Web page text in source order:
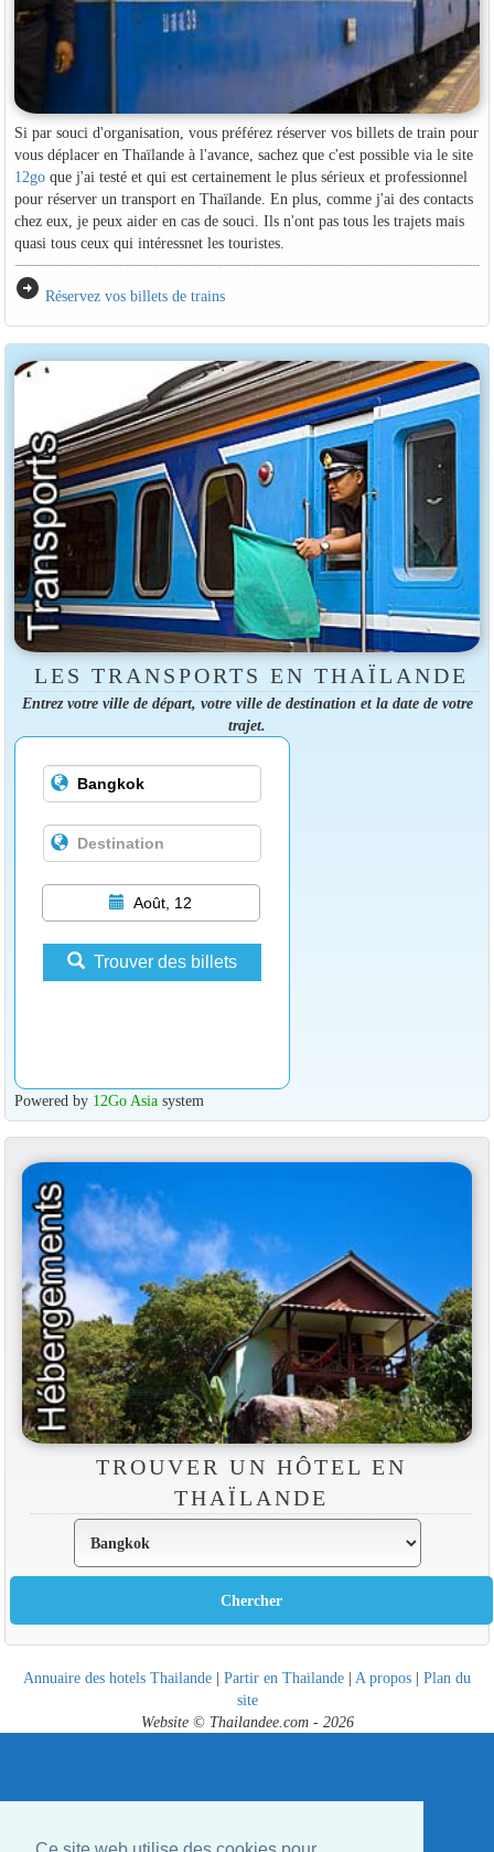
Si par souci d'organisation, vous préférez réserver vos billets de train pour
vous déplacer en Thaïlande à l'avance, sachez que c'est possible via le site
12goque j'ai testé et qui est certainement le plus sérieux et professionnel
pour réserver un transport en Thaïlande. En plus, comme j'ai des contacts
chez eux, je peux aider en cas de souci. Ils n'ont pas tous les trajets mais
quasi tous ceux qui intéressnet les touristes.
arrow_circle_right Réservez vos billets de trains
LES TRANSPORTS EN THAÏLANDE
Entrez votre ville de départ, votre ville de destination et la date de votre
trajet.
Août, 12
Trouver des billets
Powered by 12Go Asiasystem
TROUVER UN HÔTEL EN
THAÏLANDE
Annuaire des hotels Thailande | Partir en Thailande | A propos | Plan du
site
Website © Thailandee.com - 2026